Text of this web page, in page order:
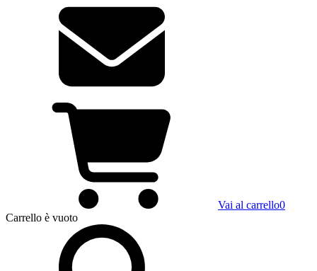
Vai al carrello0
Carrello è vuoto